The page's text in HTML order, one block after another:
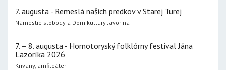
7. augusta - Remeslá našich predkov v Starej Turej
Námestie slobody a Dom kultúry Javorina
7. – 8. augusta - Hornotoryský folklórny festival Jána
Lazoríka 2026
Krivany, amfiteáter